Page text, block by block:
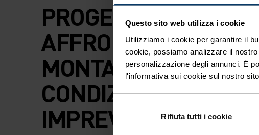
Questo sito web utilizza i cookie
Utilizziamo i cookie per garantire il
cookie, possiamo analizzare il
personalizzazione degli annunci. È
l'informativa sui cookie sul nostro
Rifiuta tutti i cookie
PROGETTATA PER
AFFRONTARE LA
MONTAGNA IN
CONDIZIONI
IMPREVEDIBILI.